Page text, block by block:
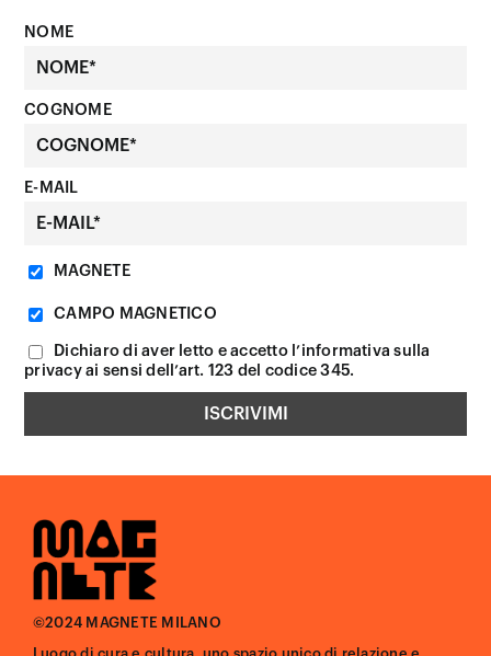
NOME
COGNOME
E-MAIL
MAGNETE
CAMPO MAGNETICO
Dichiaro di aver letto e accetto l’informativa sulla
privacy ai sensi dell’art. 123 del codice 345.
©2024 MAGNETE MILANO